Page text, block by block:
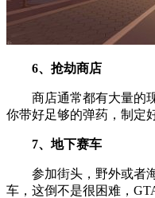
6、抢劫商店
商店通常都有大量的现
你带好足够的弹药，制定
7、地下赛车
参加街头，野外或者海
车，这倒不是很困难，